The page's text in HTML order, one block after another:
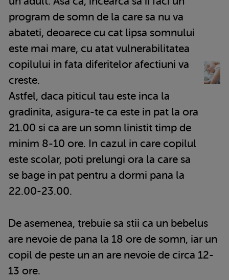
program de somn de la care sa nu va
abateti, deoarece cu cat lipsa somnului
este mai mare, cu atat vulnerabilitatea
copilului in fata diferitelor afectiuni va
creste.
Astfel, daca piticul tau este inca la
gradinita, asigura-te ca este in pat la ora
21.00 si ca are un somn linistit timp de
minim 8-10 ore. In cazul in care copilul
este scolar, poti prelungi ora la care sa
se bage in pat pentru a dormi pana la
22.00-23.00.
De asemenea, trebuie sa stii ca un bebelus
are nevoie de pana la 18 ore de somn, iar un
copil de peste un an are nevoie de circa 12-
13 ore.